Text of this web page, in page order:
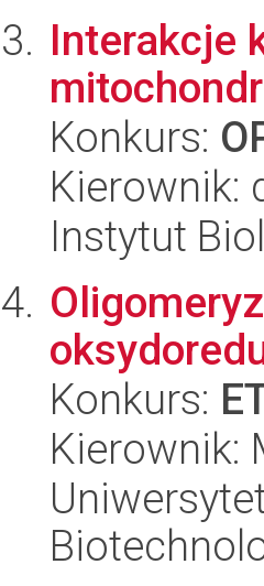
Interakcje
Konkurs:
Kierownik:
Instytut
Konkurs:
Kierownik: